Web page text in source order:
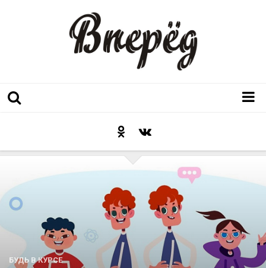
Факт
Неожиданный ракурс
Контакты
Люди родного края
БУДЬ В КУРСЕ